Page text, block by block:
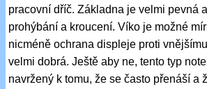
pracovní dříč. Základna je velmi pevná
prohýbání a kroucení. Víko je možné
nicméně ochrana displeje proti
velmi dobrá. Ještě aby ne, tento typ
navržený k tomu, že se často přenáší a